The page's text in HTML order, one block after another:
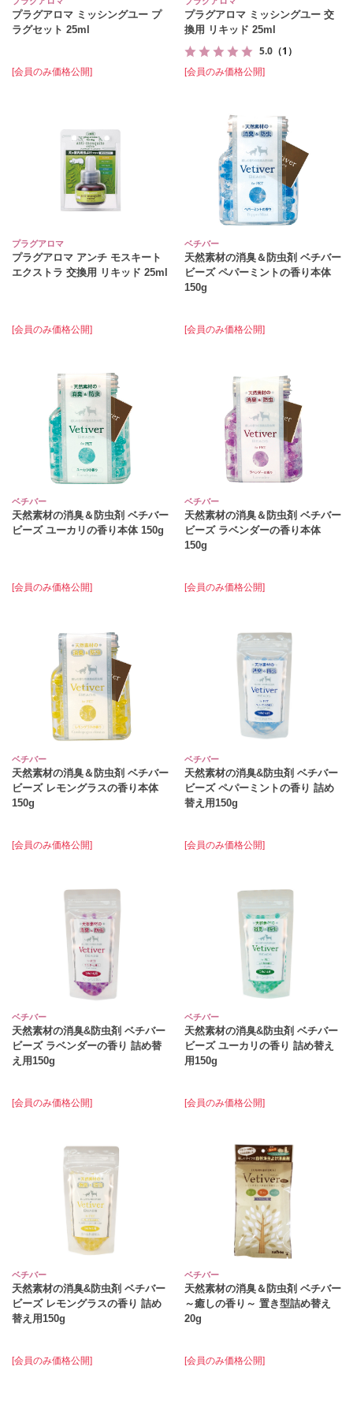
プラグアロマ ミッシングユー プ
ラグセット 25ml
[会員のみ価格公開]
プラグアロマ ミッシングユー 交
換用 リキッド 25ml
5.0 （1）
[会員のみ価格公開]
プラグアロマ
プラグアロマ アンチ モスキート
エクストラ 交換用 リキッド 25ml
[会員のみ価格公開]
ベチバー
天然素材の消臭＆防虫剤 ベチバー
ビーズ ペパーミントの香り本体
150g
[会員のみ価格公開]
ベチバー
天然素材の消臭＆防虫剤 ベチバー
ビーズ ユーカリの香り本体 150g
[会員のみ価格公開]
ベチバー
天然素材の消臭＆防虫剤 ベチバー
ビーズ ラベンダーの香り本体
150g
[会員のみ価格公開]
ベチバー
天然素材の消臭＆防虫剤 ベチバー
ビーズ レモングラスの香り本体
150g
[会員のみ価格公開]
ベチバー
天然素材の消臭&防虫剤 ベチバー
ビーズ ペパーミントの香り 詰め
替え用150g
[会員のみ価格公開]
ベチバー
天然素材の消臭&防虫剤 ベチバー
ビーズ ラベンダーの香り 詰め替
え用150g
[会員のみ価格公開]
ベチバー
天然素材の消臭&防虫剤 ベチバー
ビーズ ユーカリの香り 詰め替え
用150g
[会員のみ価格公開]
ベチバー
天然素材の消臭&防虫剤 ベチバー
ビーズ レモングラスの香り 詰め
替え用150g
[会員のみ価格公開]
ベチバー
天然素材の消臭＆防虫剤 ベチバー
～癒しの香り～ 置き型詰め替え
20g
[会員のみ価格公開]